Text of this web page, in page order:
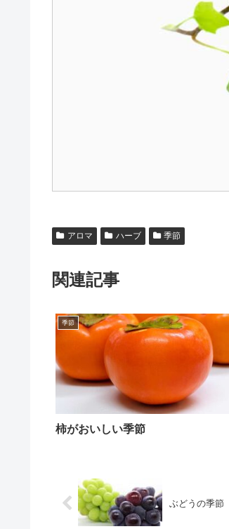
アロマ ハーブ 季節
関連記事
季節
柿がおいしい季節
ぶどうの季節